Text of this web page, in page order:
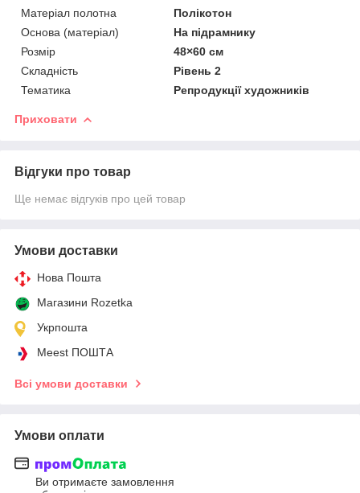
Матеріал полотна
Полікотон
Основа (матеріал)
На підрамнику
Розмір
48×60 см
Складність
Рівень 2
Тематика
Репродукції художників
Приховати
Відгуки про товар
Ще немає відгуків про цей товар
Умови доставки
Нова Пошта
Магазини Rozetka
Укрпошта
Meest ПОШТА
Всі умови доставки
Умови оплати
Ви отримаєте замовлення